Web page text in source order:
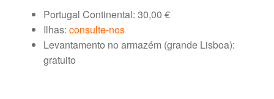
Portugal Continental: 30,00 €
Ilhas: consulte-nos
Levantamento no armazém (grande Lisboa):
gratuito